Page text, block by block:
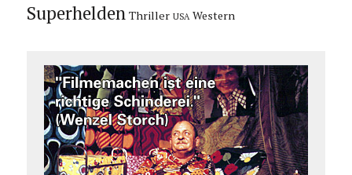
Superhelden Thriller USA Western